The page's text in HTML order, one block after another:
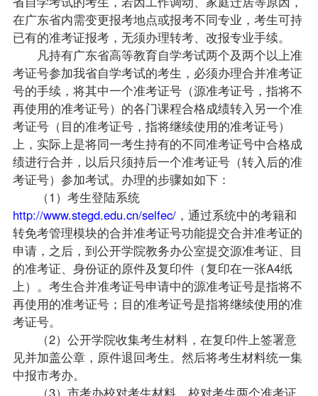
在广东省内需变更报考地点或报考不同专业，考生可持
已有的准考证报考，无须办理转考、改报专业手续。
凡持有广东省高等教育自学考试两个及两个以上准
考证号参加我省自学考试的考生，必须办理合并准考证
号的手续，将其中一个准考证号（源准考证号，指将不
再使用的准考证号）的各门课程合格成绩转入另一个准
考证号（目的准考证号，指将继续使用的准考证号）
上，实际上是将同一考生持有的不同准考证号中合格成
绩进行合并，以后只须持后一个准考证号（转入后的准
考证号）参加考试。办理的步骤如如下：
（1）考生登陆系统
http://www.stegd.edu.cn/selfec/，通过系统中的考籍和
转免考管理模块的合并准考证号功能提交合并准考证的
申请，之后，到公开学院教务办公室提交源准考证、目
的准考证、身份证的原件及复印件（复印在一张A4纸
上）。考生合并准考证号申请中的源准考证号是指将不
再使用的准考证号；目的准考证号是指将继续使用的准
考证号。
（2）公开学院收集考生材料，在复印件上签署意
见并加盖公章，原件退回考生。然后将考生材料统一集
中报市考办。
（3）市考办校对考生材料，校对考生两个准考证